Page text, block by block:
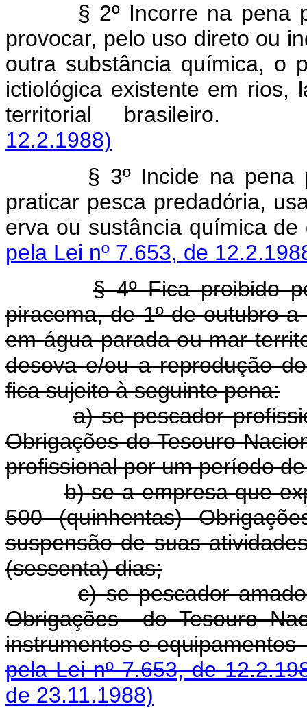
§ 2º Incorre na pena
provocar, pelo uso direto ou
outra substância química, o
ictiológica existente em rios,
territorial
12.2.1988)
§ 3º Incide na pena
praticar pesca predadória,
erva ou sustância
pela Lei nº 7.653, de
§ 4º Fica proibido
piracema, de 1º de outubro
em água parada ou mar
desova e/ou a reprodução
fica sujeito à seguinte pena:
a) se pescador
Obrigações do Tesouro
profissional por um período
b) se a empresa que
500 (quinhentas)
suspensão de suas
(sessenta) dias;
c) se pescador
Obrigações do Tesouro
instrumentos e
pela Lei nº 7.653, de
de 23.11.1988)